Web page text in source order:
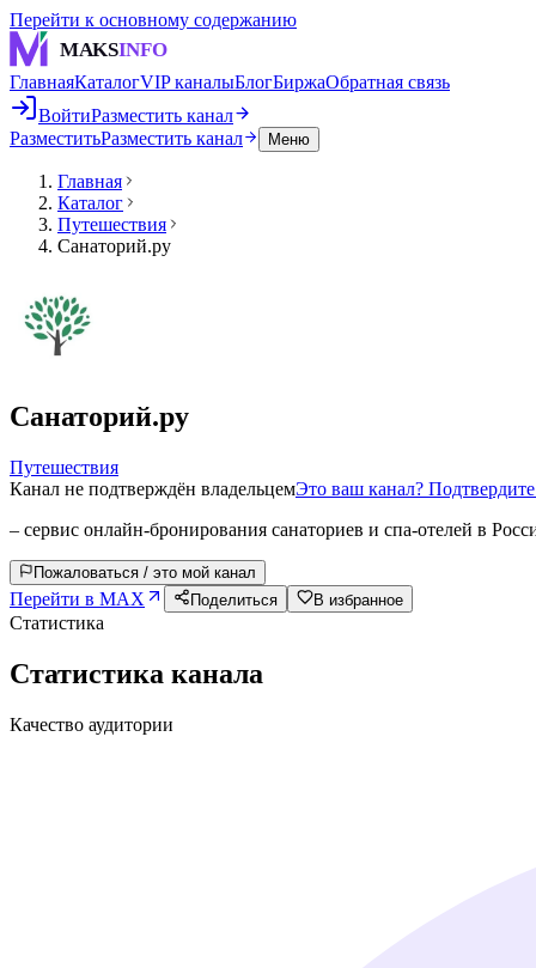
Перейти к основному содержанию
MAKSINFO
ГлавнаяКаталогVIP каналыБлогБиржаОбратная связь
ВойтиРазместить канал
РазместитьРазместить канал Меню
Главная
Каталог
Путешествия
Санаторий.ру
Санаторий.ру
Путешествия
Канал не подтверждён владельцемЭто ваш канал?
– сервис онлайн-бронирования санаториев и спа-отелей в
Пожаловаться / это мой канал
Перейти в MAX Поделиться В избранное
Статистика
Статистика канала
Качество аудитории